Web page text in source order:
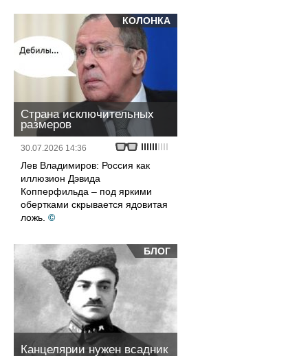
КОЛОНКА
Страна исключительных
размеров
30.07.2026 14:36
Лев Владимиров: Россия как
иллюзион Дэвида
Копперфильда – под яркими
обертками скрывается ядовитая
ложь. ©
БЛОГ
Канцелярии нужен всадник